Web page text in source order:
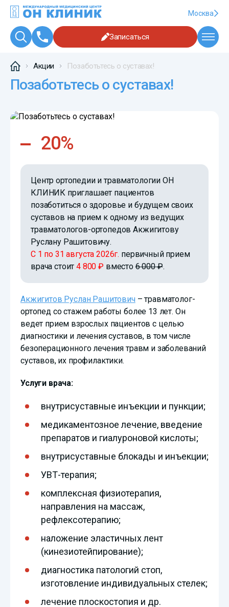
Москва
Записаться
Акции Позаботьтесь о суставах!
Позаботьтесь о суставах!
20%
Центр ортопедии и травматологии ОН
КЛИНИК приглашает пациентов
позаботиться о здоровье и будущем своих
суставов на прием к одному из ведущих
травматологов-ортопедов Акжигитову
Руслану Рашитовичу.
С 1 по 31 августа 2026г. первичный прием
врача стоит4 800 ₽ вместо6 000 ₽.
Акжигитов Руслан Рашитович– травматолог-
ортопед со стажем работы более 13 лет. Он
ведет прием взрослых пациентов с целью
диагностики и лечения суставов, в том числе
безоперационного лечения травм и заболеваний
суставов, их профилактики.
Услуги врача:
внутрисуставные инъекции и пункции;
медикаментозное лечение, введение
препаратов и гиалуроновой кислоты;
внутрисуставные блокады и инъекции;
УВТ-терапия;
комплексная физиотерапия,
направления на массаж,
рефлексотерапию;
наложение эластичных лент
(кинезиотейпирование);
диагностика патологий стоп,
изготовление индивидуальных стелек;
лечение плоскостопия и др.